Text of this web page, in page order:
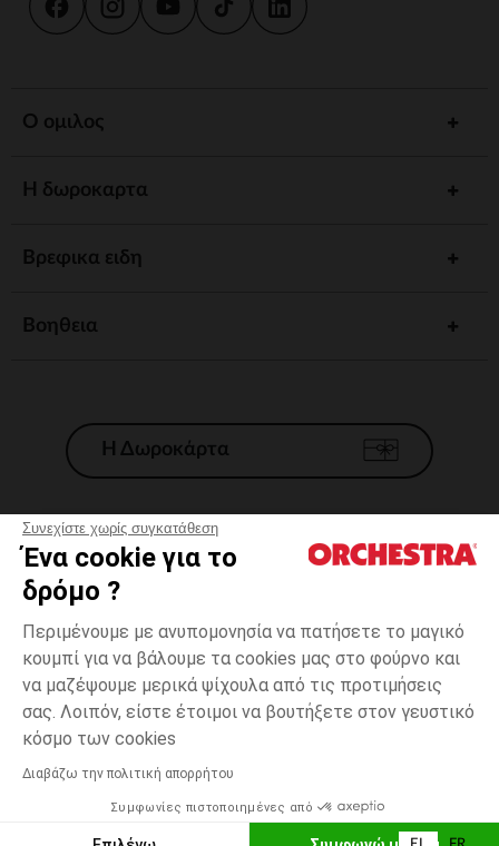
Συνεχίστε χωρίς συγκατάθεση
Ένα cookie για το
δρόμο ?
Περιμένουμε με ανυπομονησία να πατήσετε το μαγικό
κουμπί για να βάλουμε τα cookies μας στο φούρνο και
να μαζέψουμε μερικά ψίχουλα από τις προτιμήσεις
σας. Λοιπόν, είστε έτοιμοι να βουτήξετε στον γευστικό
κόσμο των cookies
Διαβάζω την πολιτική απορρήτου
Συμφωνίες πιστοποιημένες από
Μπλε
3
Δυνατότητα πληρωμής με
ΠΡΟΣΘΉΚΗ ΣΤΟ ΚΑΛΆΘΙ
Ο ομιλος
Η δωροκαρτα
Βρεφικα ειδη
Βοηθεια
Η Δωροκάρτα
Γενικοί 'Οροι Πώλησης
*Εμπορικες προσφορες
Προσωπικά δεδομένα
Διαχείρηση των cookies
Προσβασιμότητα: μη συμμορφούμενη
H Orchestra συμμετέχει στον κωδικά δεοντολογίας και στο σύστημα
μεσολάβησης της Γαλλικής Ομοσπονδίας Ηλεκτρονικού Εμπορίου.